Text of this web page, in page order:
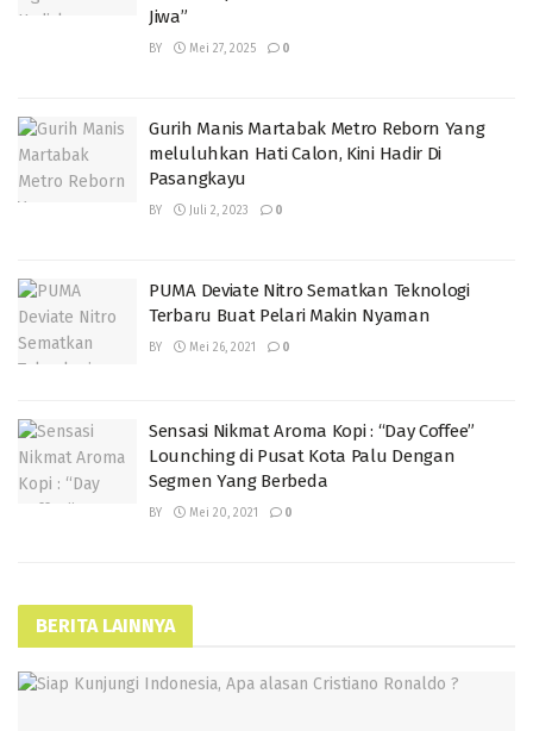
Jiwa”
BY Mei 27, 2025 0
Gurih Manis Martabak Metro Reborn Yang
meluluhkan Hati Calon, Kini Hadir Di
Pasangkayu
BY Juli 2, 2023 0
PUMA Deviate Nitro Sematkan Teknologi
Terbaru Buat Pelari Makin Nyaman
BY Mei 26, 2021 0
Sensasi Nikmat Aroma Kopi : “Day Coffee”
Lounching di Pusat Kota Palu Dengan
Segmen Yang Berbeda
BY Mei 20, 2021 0
BERITA LAINNYA